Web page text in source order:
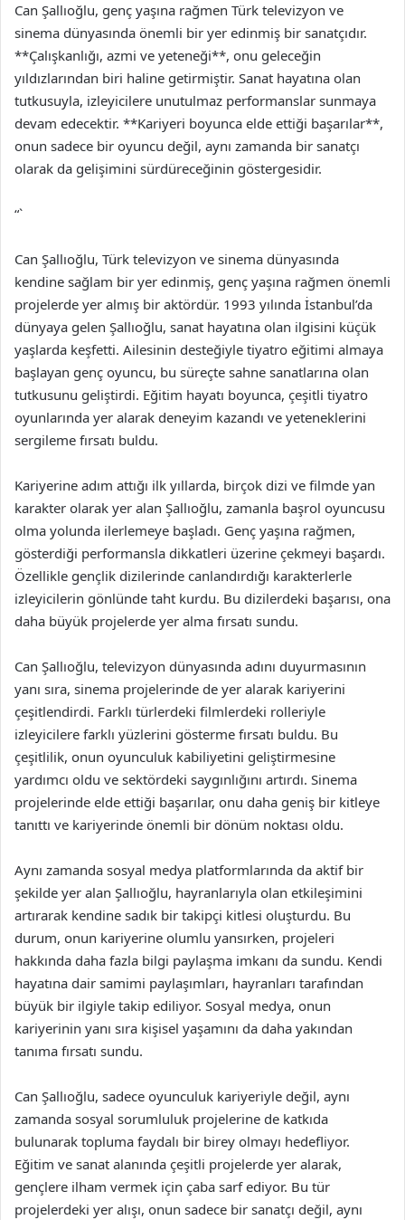
Can Şallıoğlu, genç yaşına rağmen Türk televizyon ve
sinema dünyasında önemli bir yer edinmiş bir sanatçıdır.
**Çalışkanlığı, azmi ve yeteneği**, onu geleceğin
yıldızlarından biri haline getirmiştir. Sanat hayatına olan
tutkusuyla, izleyicilere unutulmaz performanslar sunmaya
devam edecektir. **Kariyeri boyunca elde ettiği başarılar**,
onun sadece bir oyuncu değil, aynı zamanda bir sanatçı
olarak da gelişimini sürdüreceğinin göstergesidir.
“`
Can Şallıoğlu, Türk televizyon ve sinema dünyasında
kendine sağlam bir yer edinmiş, genç yaşına rağmen önemli
projelerde yer almış bir aktördür. 1993 yılında İstanbul’da
dünyaya gelen Şallıoğlu, sanat hayatına olan ilgisini küçük
yaşlarda keşfetti. Ailesinin desteğiyle tiyatro eğitimi almaya
başlayan genç oyuncu, bu süreçte sahne sanatlarına olan
tutkusunu geliştirdi. Eğitim hayatı boyunca, çeşitli tiyatro
oyunlarında yer alarak deneyim kazandı ve yeteneklerini
sergileme fırsatı buldu.
Kariyerine adım attığı ilk yıllarda, birçok dizi ve filmde yan
karakter olarak yer alan Şallıoğlu, zamanla başrol oyuncusu
olma yolunda ilerlemeye başladı. Genç yaşına rağmen,
gösterdiği performansla dikkatleri üzerine çekmeyi başardı.
Özellikle gençlik dizilerinde canlandırdığı karakterlerle
izleyicilerin gönlünde taht kurdu. Bu dizilerdeki başarısı, ona
daha büyük projelerde yer alma fırsatı sundu.
Can Şallıoğlu, televizyon dünyasında adını duyurmasının
yanı sıra, sinema projelerinde de yer alarak kariyerini
çeşitlendirdi. Farklı türlerdeki filmlerdeki rolleriyle
izleyicilere farklı yüzlerini gösterme fırsatı buldu. Bu
çeşitlilik, onun oyunculuk kabiliyetini geliştirmesine
yardımcı oldu ve sektördeki saygınlığını artırdı. Sinema
projelerinde elde ettiği başarılar, onu daha geniş bir kitleye
tanıttı ve kariyerinde önemli bir dönüm noktası oldu.
Aynı zamanda sosyal medya platformlarında da aktif bir
şekilde yer alan Şallıoğlu, hayranlarıyla olan etkileşimini
artırarak kendine sadık bir takipçi kitlesi oluşturdu. Bu
durum, onun kariyerine olumlu yansırken, projeleri
hakkında daha fazla bilgi paylaşma imkanı da sundu. Kendi
hayatına dair samimi paylaşımları, hayranları tarafından
büyük bir ilgiyle takip ediliyor. Sosyal medya, onun
kariyerinin yanı sıra kişisel yaşamını da daha yakından
tanıma fırsatı sundu.
Can Şallıoğlu, sadece oyunculuk kariyeriyle değil, aynı
zamanda sosyal sorumluluk projelerine de katkıda
bulunarak topluma faydalı bir birey olmayı hedefliyor.
Eğitim ve sanat alanında çeşitli projelerde yer alarak,
gençlere ilham vermek için çaba sarf ediyor. Bu tür
projelerdeki yer alışı, onun sadece bir sanatçı değil, aynı